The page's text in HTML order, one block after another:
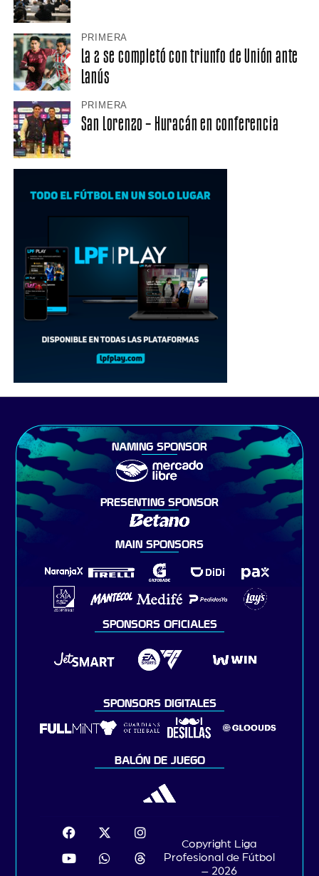
PRIMERA
La 2 se completó con triunfo de Unión ante
Lanús
PRIMERA
San Lorenzo – Huracán en conferencia
NAMING SPONSOR
PRESENTING SPONSOR
MAIN SPONSORS
SPONSORS OFICIALES
SPONSORS DIGITALES
BALÓN DE JUEGO
Copyright Liga
Profesional de Fútbol
– 2026